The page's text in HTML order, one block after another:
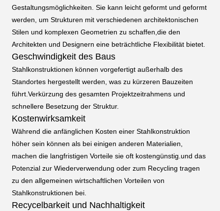
Gestaltungsmöglichkeiten. Sie kann leicht geformt und geformt
werden, um Strukturen mit verschiedenen architektonischen
Stilen und komplexen Geometrien zu schaffen,die den
Architekten und Designern eine beträchtliche Flexibilität bietet.
Geschwindigkeit des Baus
Stahlkonstruktionen können vorgefertigt außerhalb des
Standortes hergestellt werden, was zu kürzeren Bauzeiten
führt.Verkürzung des gesamten Projektzeitrahmens und
schnellere Besetzung der Struktur.
Kostenwirksamkeit
Während die anfänglichen Kosten einer Stahlkonstruktion
höher sein können als bei einigen anderen Materialien,
machen die langfristigen Vorteile sie oft kostengünstig.und das
Potenzial zur Wiederverwendung oder zum Recycling tragen
zu den allgemeinen wirtschaftlichen Vorteilen von
Stahlkonstruktionen bei.
Recycelbarkeit und Nachhaltigkeit